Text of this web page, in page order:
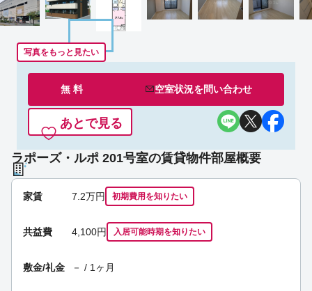
写真をもっと見たい
無 料 空室状況を問い合わせ
あとで見る
ラポーズ・ルポ 201号室の賃貸物件部屋概要
家賃 7.2万円 初期費用を知りたい
共益費 4,100円 入居可能時期を知りたい
敷金/礼金 － / 1ヶ月